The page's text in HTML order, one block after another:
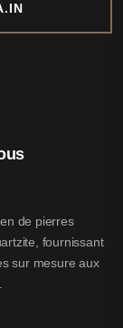
de pierres
fournissant
sur mesure aux